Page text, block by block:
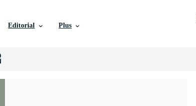
Editorial Plus